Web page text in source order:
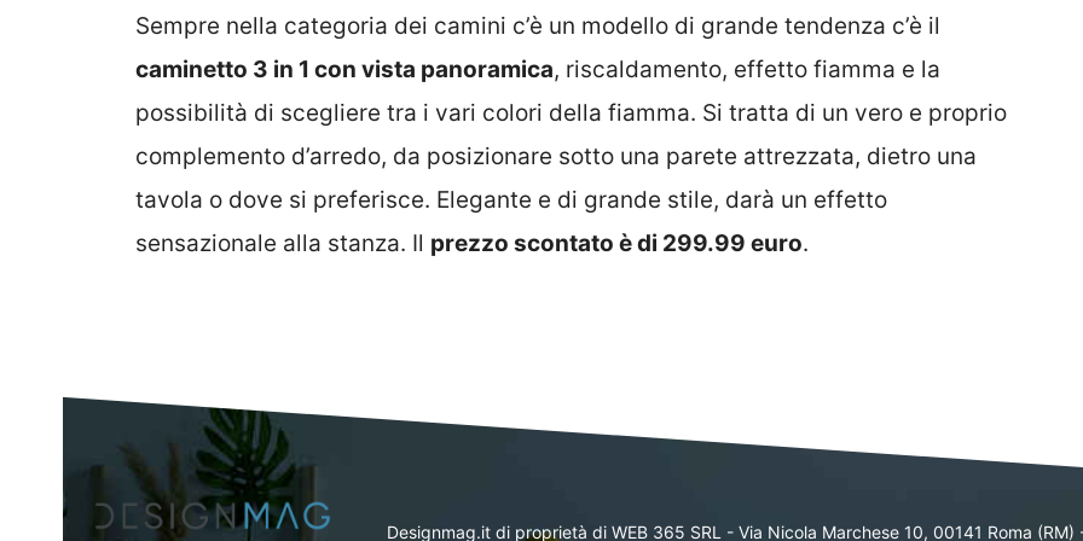
Sempre nella categoria dei camini c’è un modello di grande tendenza c’è il
caminetto 3 in 1 con vista panoramica, riscaldamento, effetto fiamma e la
possibilità di scegliere tra i vari colori della fiamma. Si tratta di un vero e proprio
complemento d’arredo, da posizionare sotto una parete attrezzata, dietro una
tavola o dove si preferisce. Elegante e di grande stile, darà un effetto
sensazionale alla stanza. Il prezzo scontato è di 299.99 euro.
Designmag.it di proprietà di WEB 365 SRL - Via Nicola Marchese 10, 00141 Roma (RM)